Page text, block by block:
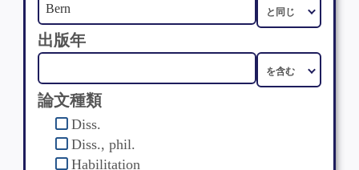
出版年
論文種類
Diss.
Diss., phil.
Habilitation